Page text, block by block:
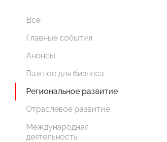
Все
Главные события
Анонсы
Важное для бизнеса
Региональное развитие
Отраслевое развитие
Международная
деятельность